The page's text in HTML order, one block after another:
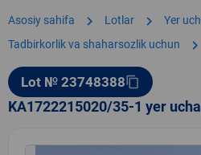
Asosiy sahifa chevron_right Lotlar chevron_right Yer
Tadbirkorlik va shaharsozlik uchun chevron_right
Lot № 23748388content_copy
KA1722215020/35-1 yer